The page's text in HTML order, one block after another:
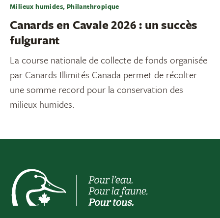
Milieux humides, Philanthropique
Canards en Cavale 2026 : un succès
fulgurant
La course nationale de collecte de fonds organisée
par Canards Illimités Canada permet de récolter
une somme record pour la conservation des
milieux humides.